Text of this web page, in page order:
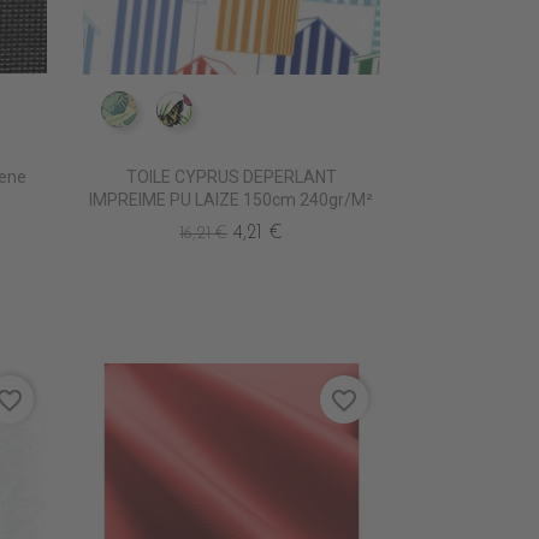
IM0805 FAUVE
IM0807 POLYGONIA
TOILE CYPRUS DEPERLANT
IMPREIME PU LAIZE 150cm 240gr/m²
16,21 € 4,21 €
favorite_border